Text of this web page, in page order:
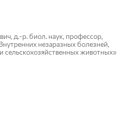
д.-р. биол. наук, профессор,
незаразных болезней,
сельскохозяйственных животных»